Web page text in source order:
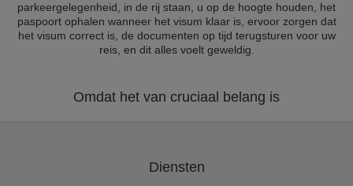
parkeergelegenheid, in de rij staan, u op de hoogte houden, het
paspoort ophalen wanneer het visum klaar is, ervoor zorgen dat
het visum correct is, de documenten op tijd terugsturen voor uw
reis, en dit alles voelt geweldig.
Omdat het van cruciaal belang is
Diensten